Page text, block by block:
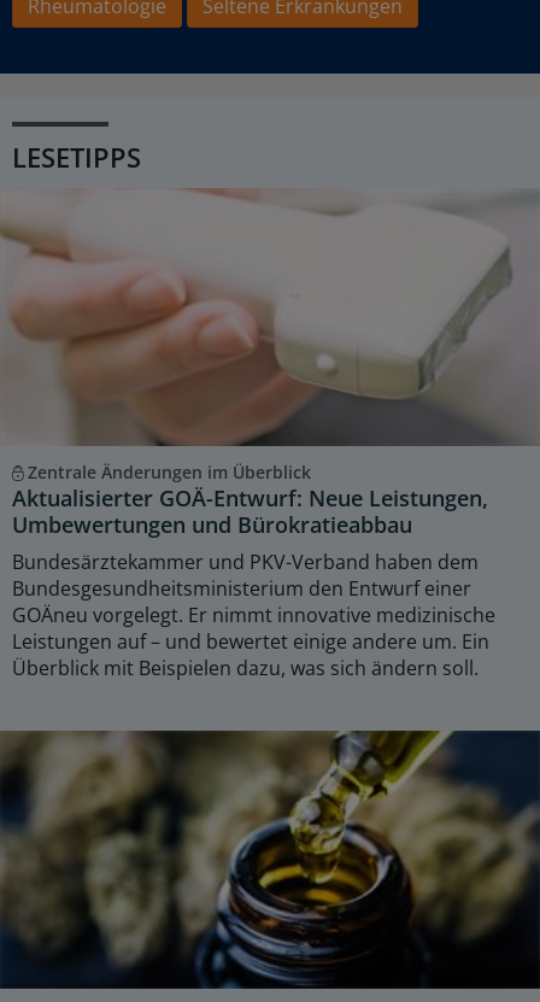
Rheumatologie
Seltene Erkrankungen
LESETIPPS
Zentrale Änderungen im Überblick
Aktualisierter GOÄ-Entwurf: Neue Leistungen,
Umbewertungen und Bürokratieabbau
Bundesärztekammer und PKV-Verband haben dem
Bundesgesundheitsministerium den Entwurf einer
GOÄneu vorgelegt. Er nimmt innovative medizinische
Leistungen auf – und bewertet einige andere um. Ein
Überblick mit Beispielen dazu, was sich ändern soll.